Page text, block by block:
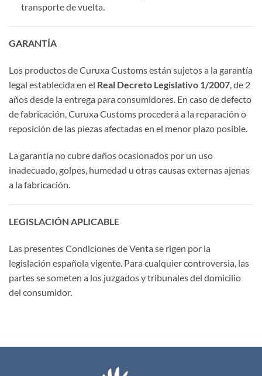
transporte de vuelta.
GARANTÍA
Los productos de Curuxa Customs están sujetos a la garantía
legal establecida en el Real Decreto Legislativo 1/2007, de 2
años desde la entrega para consumidores. En caso de defecto
de fabricación, Curuxa Customs procederá a la reparación o
reposición de las piezas afectadas en el menor plazo posible.
La garantía no cubre daños ocasionados por un uso
inadecuado, golpes, humedad u otras causas externas ajenas
a la fabricación.
LEGISLACIÓN APLICABLE
Las presentes Condiciones de Venta se rigen por la
legislación española vigente. Para cualquier controversia, las
partes se someten a los juzgados y tribunales del domicilio
del consumidor.